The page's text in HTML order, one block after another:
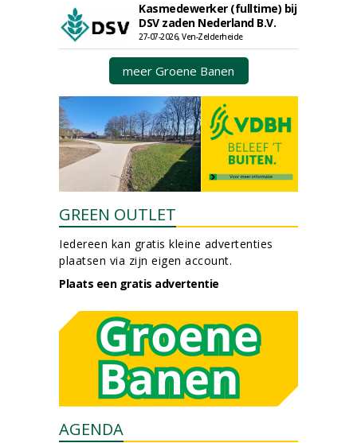
Kasmedewerker (fulltime) bij
DSV zaden Nederland B.V.
27-07-2026, Ven-Zelderheide
meer Groene Banen
GREEN OUTLET
Iedereen kan gratis kleine advertenties
plaatsen via zijn eigen account.
Plaats een gratis advertentie
AGENDA